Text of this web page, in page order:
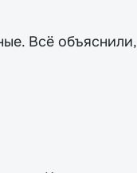
Всё объяснили,